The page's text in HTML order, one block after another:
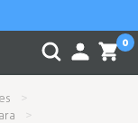
0